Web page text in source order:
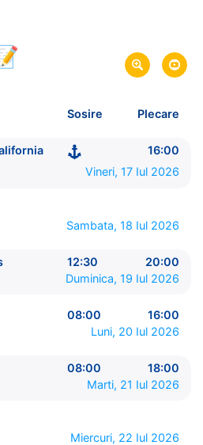
in
oferta
din Los Angeles, California,
Los Angeles, California, SUA
Sosire Plecare
16:00
Vineri, 17 Iul 2026
Sambata, 18 Iul 2026
12:30
20:00
Duminica, 19 Iul 2026
08:00
16:00
Luni, 20 Iul 2026
08:00
18:00
Marti, 21 Iul 2026
Miercuri, 22 Iul 2026